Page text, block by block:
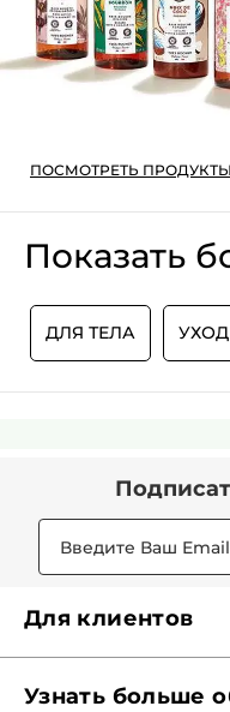
ПОСМОТРЕТЬ ПРОДУКТЫ
Показать
ДЛЯ ТЕЛА
Для клиентов
Узнать больше